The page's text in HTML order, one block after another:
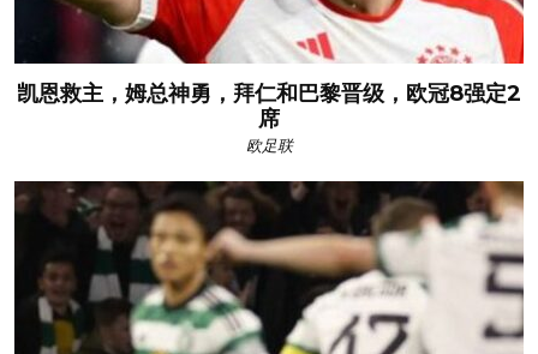
凯恩救主，姆总神勇，拜仁和巴黎晋级，欧冠8强定2
席
欧足联